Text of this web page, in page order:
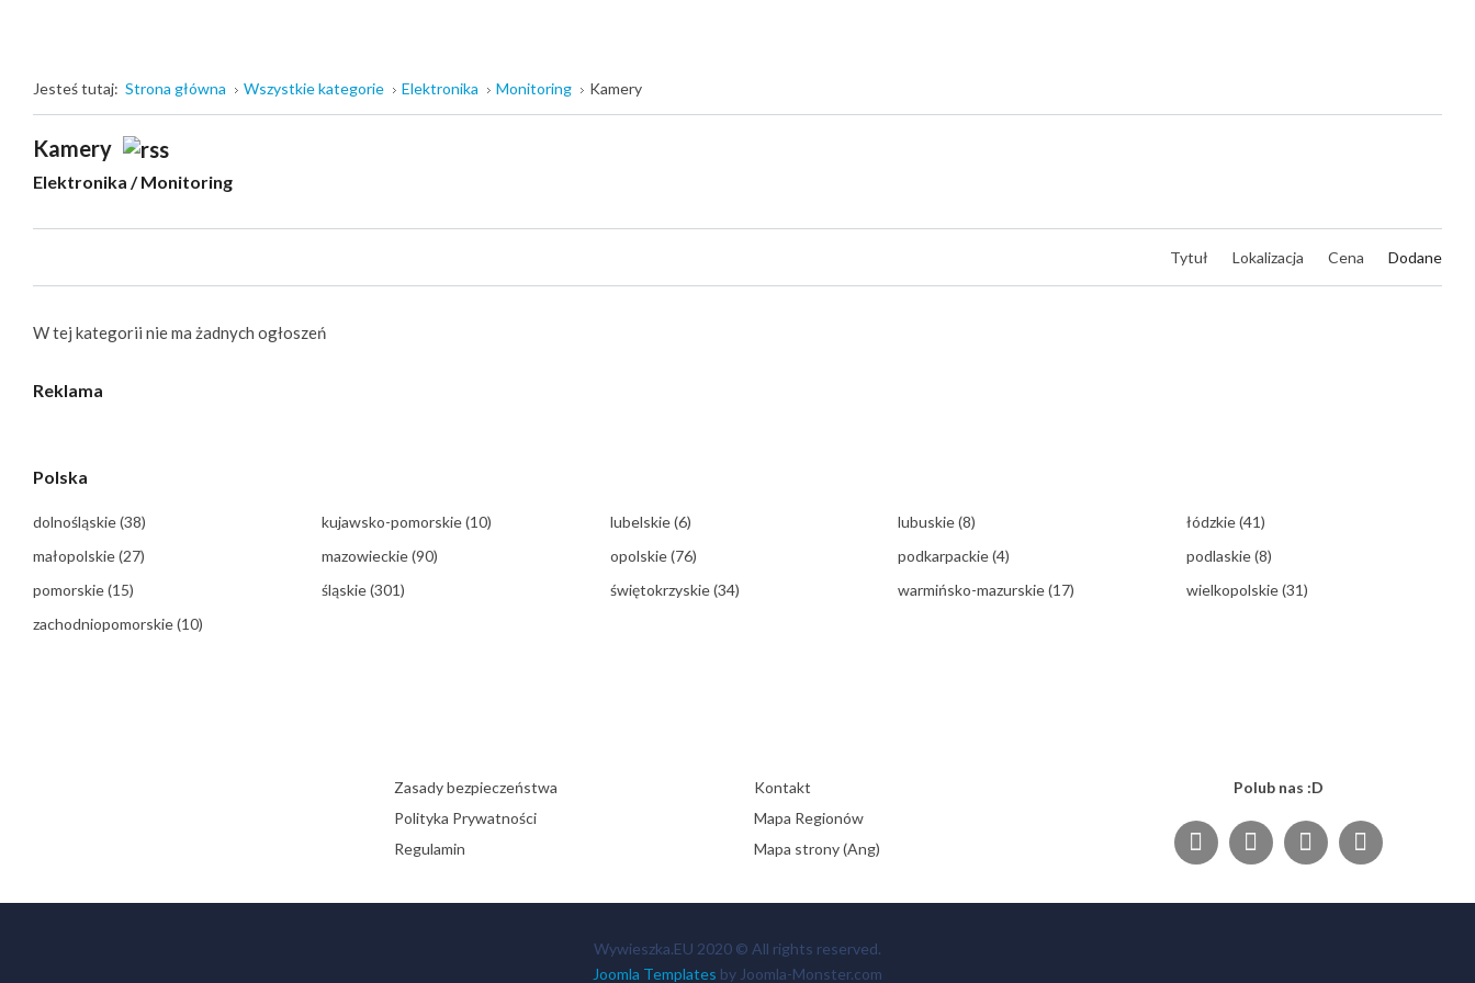
Jesteś tutaj: Strona główna Wszystkie kategorie Elektronika Monitoring Kamery
Kamery
Elektronika /Monitoring
Tytuł Lokalizacja Cena Dodane
W tej kategorii nie ma żadnych ogłoszeń
Reklama
Polska
dolnośląskie(38) kujawsko-pomorskie(10) lubelskie(6) lubuskie(8) łódzkie(41)
małopolskie(27) mazowieckie(90) opolskie(76) podkarpackie(4) podlaskie(8)
pomorskie(15) śląskie(301) świętokrzyskie(34) warmińsko-mazurskie(17) wielkopolskie(31)
zachodniopomorskie(10)
Zasady bezpieczeństwa
Polityka Prywatności
Regulamin
Kontakt
Mapa Regionów
Mapa strony (Ang)
Polub nas :D
Wywieszka.EU 2020 © All rights reserved.
Joomla Templates by Joomla-Monster.com